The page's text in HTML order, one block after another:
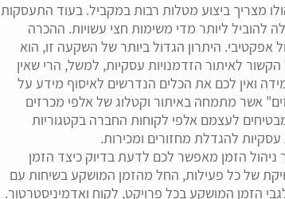
מצריך ביצוע מטלות רבות במקביל. בעוד התעסקות
להוביל ליותר מדי משימות חצי עשויות. ההכרה
אפקטיבי. היתרון הגדול ביותר של השקעה זו, הוא
לאיתור הזדמנויות עסקיות, למשל, הרי שאין
ואין לכם את הכלים הנדרשים לאיסוף מידע על
אשר מתמחה באיתור וקטלוג של אלפי מכרזים
לעצמם אלפי לקוחות החברה בקטגוריות
להגדלת מחזורים ומכירות.
הזמן מאפשר לכם לדעת בדיוק כיצד הזמן
של כל פעילות, החל מהזמן המושקע בשיחות עם
הזמן המושקע בכל פרויקט, לקוח ואדמיניסטרטור.